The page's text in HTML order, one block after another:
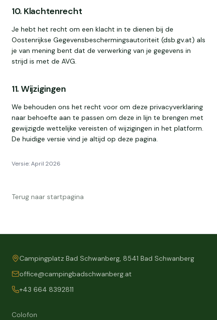
10. Klachtenrecht
Je hebt het recht om een klacht in te dienen bij de
Oostenrijkse Gegevensbeschermingsautoriteit (dsb.gv.at) als
je van mening bent dat de verwerking van je gegevens in
strijd is met de AVG.
11. Wijzigingen
We behouden ons het recht voor om deze privacyverklaring
naar behoefte aan te passen om deze in lijn te brengen met
gewijzigde wettelijke vereisten of wijzigingen in het platform.
De huidige versie vind je altijd op deze pagina.
Versie: April 2026
Terug naar startpagina
Campingplatz Bad Schwanberg, 8541 Bad Schwanberg
office@campingbadschwanberg.at
+43 664 8392811
Colofon